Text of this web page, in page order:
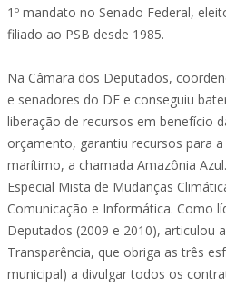
1º mandato no Senado Federal,
filiado ao PSB desde 1985.
Na Câmara dos Deputados,
e senadores do DF e conseguiu
liberação de recursos em benefício
orçamento, garantiu recursos para
marítimo, a chamada Amazônia
Especial Mista de Mudanças
Comunicação e Informática. Como
Deputados (2009 e 2010), articulou
Transparência, que obriga as três
municipal) a divulgar todos os